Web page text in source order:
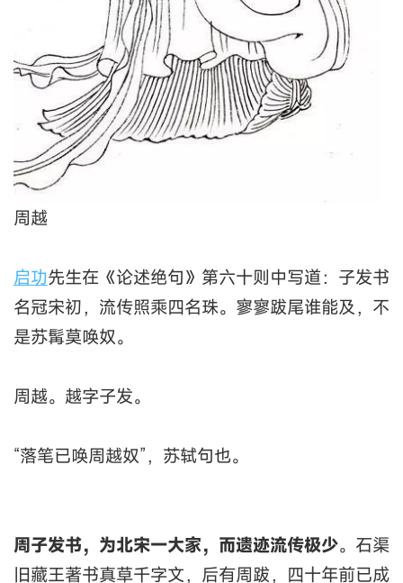
周越
启功先生在《论述绝句》第六十则中写道：子发书
名冠宋初，流传照乘四名珠。寥寥跋尾谁能及，不
是苏髯莫唤奴。
周越。越字子发。
“落笔已唤周越奴”，苏轼句也。
周子发书，为北宋一大家，而遗迹流传极少。石渠
旧藏王著书真草千字文，后有周跋，四十年前已成